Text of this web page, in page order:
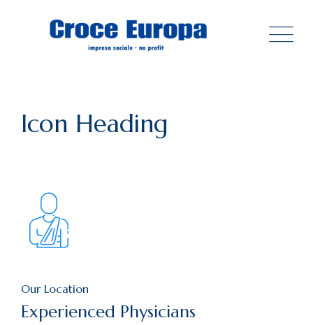
Icon Heading
Our Location
Experienced Physicians